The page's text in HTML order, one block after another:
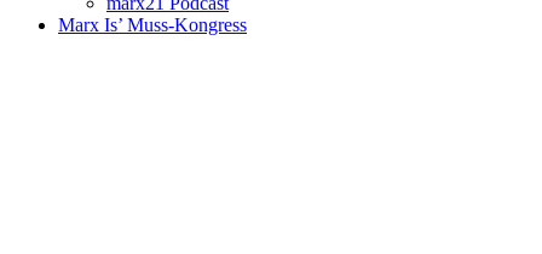
Marx Is’ Muss-Kongress